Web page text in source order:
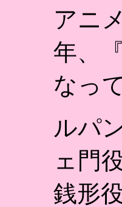
アニ
年、
なっ
ルパ
ェ門
銭形